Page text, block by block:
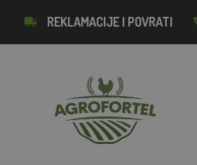
REKLAMACIJE I POVRATI